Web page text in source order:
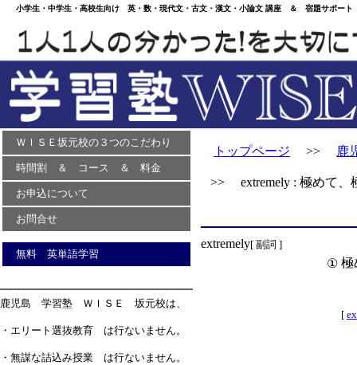
小学生・中学生・高校生向け 英・数・現代文・古文・漢文・小論文 講座 ＆ 宿題サポー
ＷＩＳＥ坂元校の３つのこだわり
時間割 ＆ コース ＆ 料金
お申込について
お問合せ
無料 英単語学習
鹿児島 学習塾 ＷＩＳＥ 坂元校は、
・エリート選抜教育 は行ないません。
・無謀な詰込み授業 は行ないません。
トップページ >> 鹿
>> extremely : 極めて、
extremely[ 副詞 ]
① 極
[